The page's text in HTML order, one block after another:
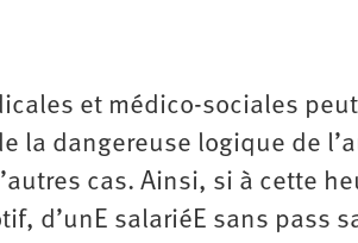
et médico-sociales
la dangereuse logique de
cas. Ainsi, si à cette
d’unE salariéE sans pass